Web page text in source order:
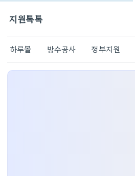
지원톡톡
하루몰 방수공사 정부지원